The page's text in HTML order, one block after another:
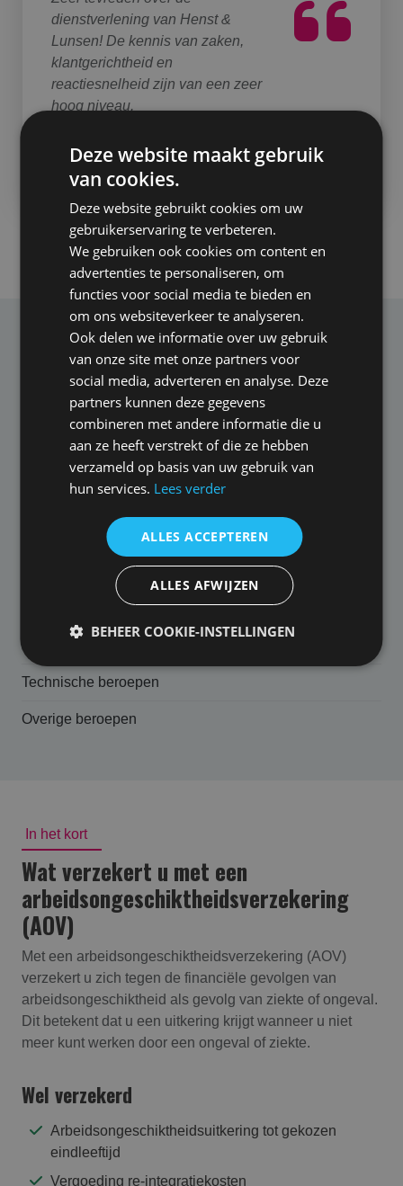
dienstverlening van Henst &
Lunsen! De kennis van zaken,
klantgerichtheid en
reactiesnelheid zijn van een zeer
hoog niveau.
Beoordeeld met een
9
Een AOV voor elke branche
Iedere branche is anders en kent zijn eigen uitdagingen.
Onze onafhankelijke adviseurs zijn hiervan op de
hoogte en houden hier rekening mee bij het aanbieden
van de best passende arbeidsongeschikt­heids­
verzekering voor uw situatie. Uiteraard nemen ze hierbij
ook uw persoonlijke wensen mee.
Financiele dienstverlening
ICT, media en communicatie
Juridische dienstverlening
Technische beroepen
Overige beroepen
In het kort
Wat verzekert u met een
arbeidsongeschikt­heids­verzekering
(AOV)
Met een arbeidsongeschiktheidsverzekering (AOV)
verzekert u zich tegen de financiële gevolgen van
arbeidsongeschiktheid als gevolg van ziekte of ongeval.
Dit betekent dat u een uitkering krijgt wanneer u niet
meer kunt werken door een ongeval of ziekte.
Wel verzekerd
Arbeidsongeschiktheidsuitkering tot gekozen
eindleeftijd
Vergoeding re-integratiekosten
Deze website maakt gebruik
van cookies.
Deze website gebruikt cookies om uw
gebruikerservaring te verbeteren.
We gebruiken ook cookies om content en
advertenties te personaliseren, om
functies voor social media te bieden en
om ons websiteverkeer te analyseren.
Ook delen we informatie over uw gebruik
van onze site met onze partners voor
social media, adverteren en analyse. Deze
partners kunnen deze gegevens
combineren met andere informatie die u
aan ze heeft verstrekt of die ze hebben
verzameld op basis van uw gebruik van
hun services. Lees verder
ALLES ACCEPTEREN
ALLES AFWIJZEN
BEHEER COOKIE-INSTELLINGEN